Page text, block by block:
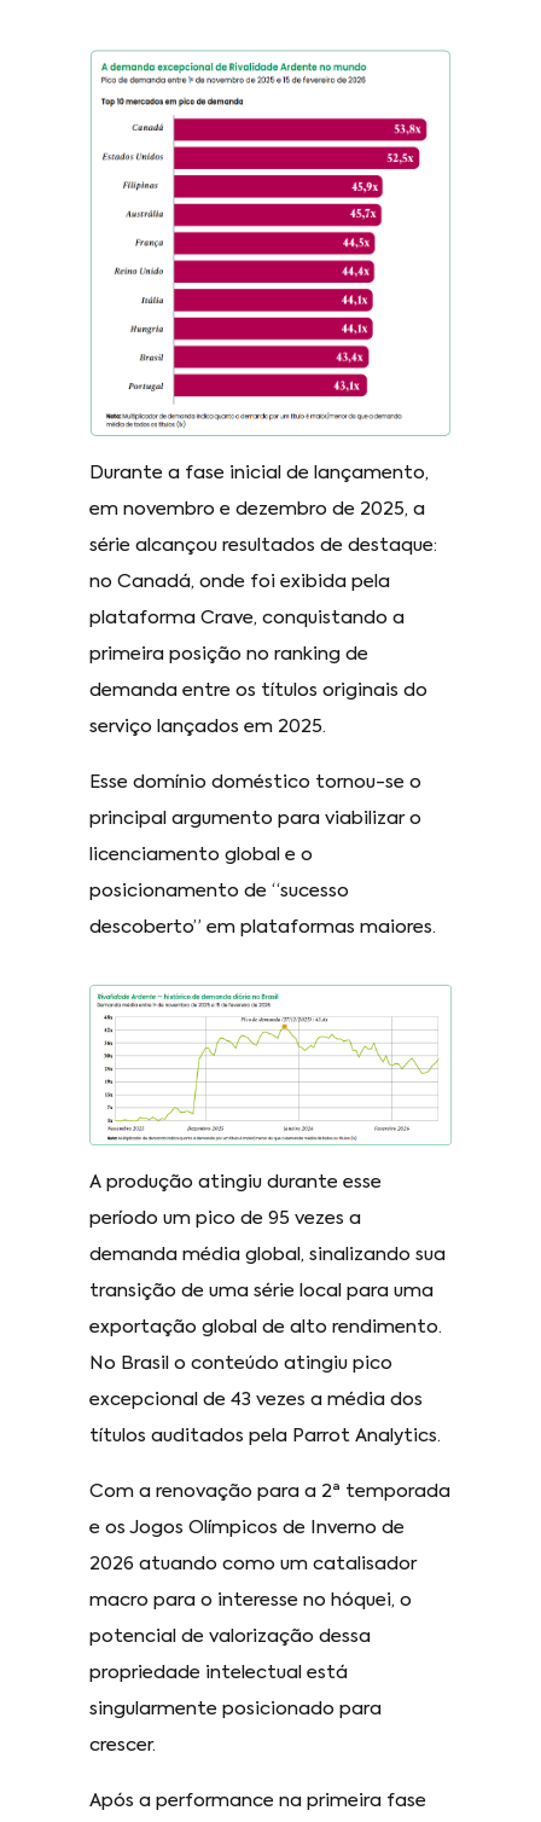
Durante a fase inicial de lançamento,
em novembro e dezembro de 2025, a
série alcançou resultados de destaque:
no Canadá, onde foi exibida pela
plataforma Crave, conquistando a
primeira posição no ranking de
demanda entre os títulos originais do
serviço lançados em 2025.
Esse domínio doméstico tornou-se o
principal argumento para viabilizar o
licenciamento global e o
posicionamento de “sucesso
descoberto” em plataformas maiores.
A produção atingiu durante esse
período um pico de 95 vezes a
demanda média global, sinalizando sua
transição de uma série local para uma
exportação global de alto rendimento.
No Brasil o conteúdo atingiu pico
excepcional de 43 vezes a média dos
títulos auditados pela Parrot Analytics.
Com a renovação para a 2ª temporada
e os Jogos Olímpicos de Inverno de
2026 atuando como um catalisador
macro para o interesse no hóquei, o
potencial de valorização dessa
propriedade intelectual está
singularmente posicionado para
crescer.
Após a performance na primeira fase